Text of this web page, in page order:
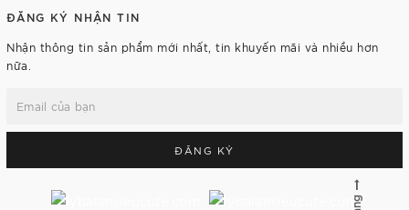
ĐĂNG KÝ NHẬN TIN
Nhận thông tin sản phẩm mới nhất, tin khuyến mãi và nhiều hơn
nữa.
ĐĂNG KÝ